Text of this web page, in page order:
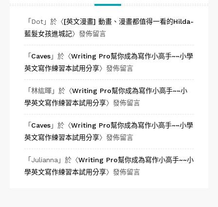
「 Dot」於〈[英文漫畫] 動畫、漫畫都值得一看的Hilda-
藍髮女孩進城記〉發佈留言
「 Caves」於〈Writing Pro幫你成為寫作小高手~~小學
英文寫作練習本試用分享〉發佈留言
「林紘暉 」於〈Writing Pro幫你成為寫作小高手~~小
學英文寫作練習本試用分享〉發佈留言
「 Caves」於〈Writing Pro幫你成為寫作小高手~~小學
英文寫作練習本試用分享〉發佈留言
「 Julianna 」於〈Writing Pro幫你成為寫作小高手~~小
學英文寫作練習本試用分享〉發佈留言